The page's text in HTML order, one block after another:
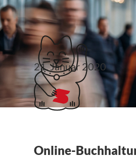
Run my
21. Januar 2020
Online-